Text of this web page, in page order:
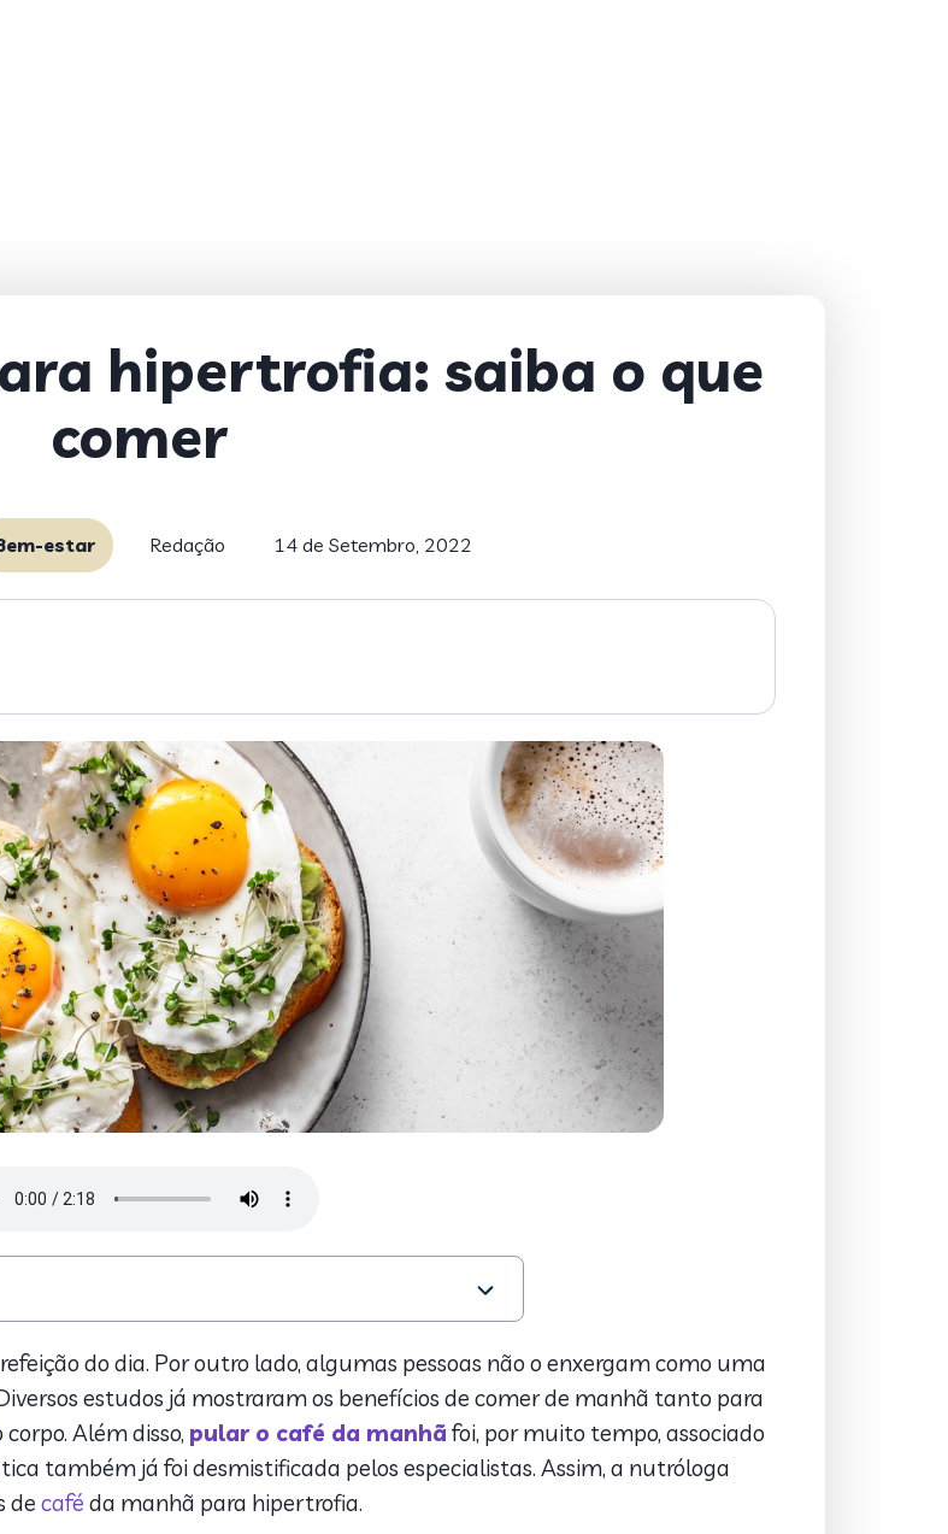
hipertrofia: saiba o que
comer
estar Redação 14 de Setembro, 2022
hipertrofia
do dia. Por outro lado, algumas pessoas não o enxergam como uma
estudos já mostraram os benefícios de comer de manhã tanto para
corpo. Além disso, pular o café da manhã foi, por muito tempo, associado
também já foi desmistificada pelos especialistas. Assim, a nutróloga
de café da manhã para hipertrofia.